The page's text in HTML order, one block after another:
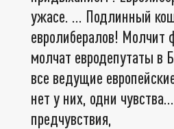
ужасе. ... Подлинный
евролибералов! Молчит
молчат евродепутаты в
все ведущие
нет у них, одни
предчувствия,